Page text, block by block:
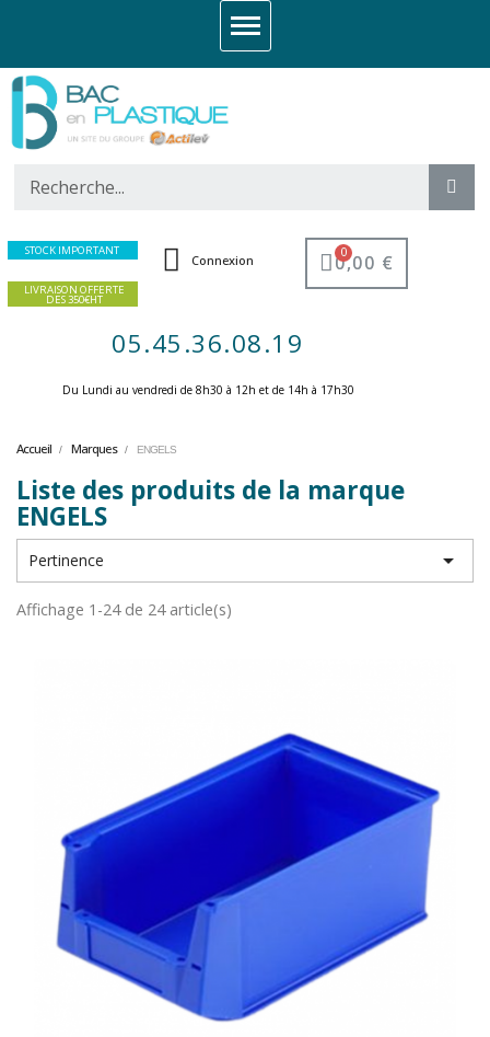
STOCK IMPORTANT
LIVRAISON OFFERTE
DES 350€HT
Connexion 0,00 €
05.45.36.08.19
Du Lundi au vendredi de 8h30 à 12h et de 14h à 17h30 ​
Accueil Marques ENGELS
Liste des produits de la marque
ENGELS
Pertinence 
Affichage 1-24 de 24 article(s)